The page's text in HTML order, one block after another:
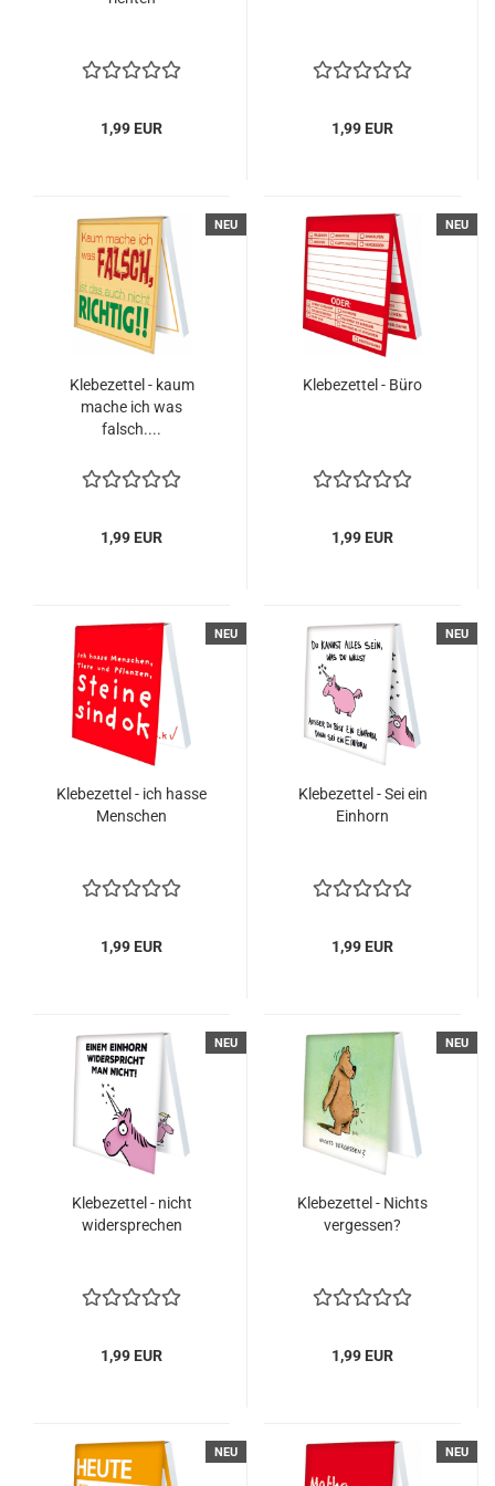
1,99 EUR 1,99 EUR
NEU
Klebezettel - kaum
mache ich was
falsch....
1,99 EUR
NEU
Klebezettel - Büro
1,99 EUR
NEU
Klebezettel - ich hasse
Menschen
1,99 EUR
NEU
Klebezettel - Sei ein
Einhorn
1,99 EUR
NEU
Klebezettel - nicht
widersprechen
1,99 EUR
NEU
Klebezettel - Nichts
vergessen?
1,99 EUR
NEU NEU